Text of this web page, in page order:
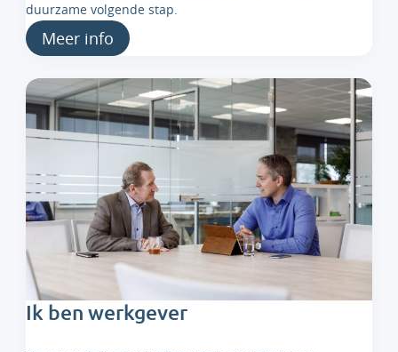
duurzame volgende stap.
Meer info
Ik ben werkgever